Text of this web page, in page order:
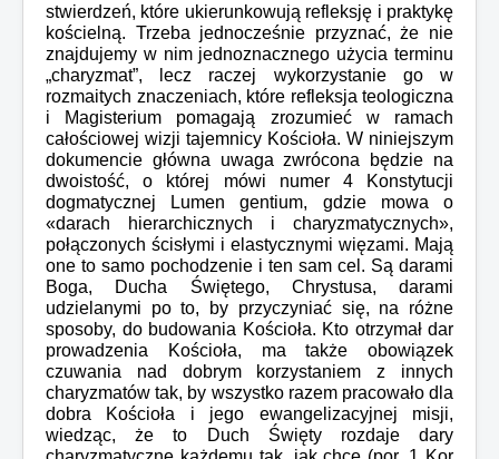
stwierdzeń, które ukierunkowują refleksję i praktykę
kościelną. Trzeba jednocześnie przyznać, że nie
znajdujemy w nim jednoznacznego użycia terminu
„charyzmat”, lecz raczej wykorzystanie go w
rozmaitych znaczeniach, które refleksja teologiczna
i Magisterium pomagają zrozumieć w ramach
całościowej wizji tajemnicy Kościoła. W niniejszym
dokumencie główna uwaga zwrócona będzie na
dwoistość, o której mówi numer 4 Konstytucji
dogmatycznej Lumen gentium, gdzie mowa o
«darach hierarchicznych i charyzmatycznych»,
połączonych ścisłymi i elastycznymi więzami. Mają
one to samo pochodzenie i ten sam cel. Są darami
Boga, Ducha Świętego, Chrystusa, darami
udzielanymi po to, by przyczyniać się, na różne
sposoby, do budowania Kościoła. Kto otrzymał dar
prowadzenia Kościoła, ma także obowiązek
czuwania nad dobrym korzystaniem z innych
charyzmatów tak, by wszystko razem pracowało dla
dobra Kościoła i jego ewangelizacyjnej misji,
wiedząc, że to Duch Święty rozdaje dary